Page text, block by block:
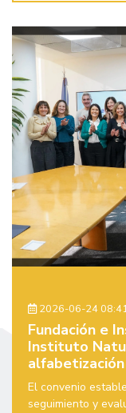
2026-06-24
Fundación e
Instituto
El convenio
seguimiento y